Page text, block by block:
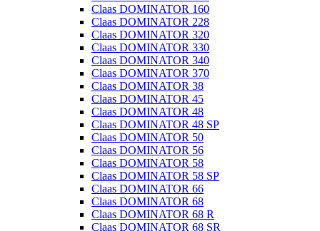
Claas DOMINATOR 160
Claas DOMINATOR 228
Claas DOMINATOR 320
Claas DOMINATOR 330
Claas DOMINATOR 340
Claas DOMINATOR 370
Claas DOMINATOR 38
Claas DOMINATOR 45
Claas DOMINATOR 48
Claas DOMINATOR 48 SP
Claas DOMINATOR 50
Claas DOMINATOR 56
Claas DOMINATOR 58
Claas DOMINATOR 58 SP
Claas DOMINATOR 66
Claas DOMINATOR 68
Claas DOMINATOR 68 R
Claas DOMINATOR 68 SR